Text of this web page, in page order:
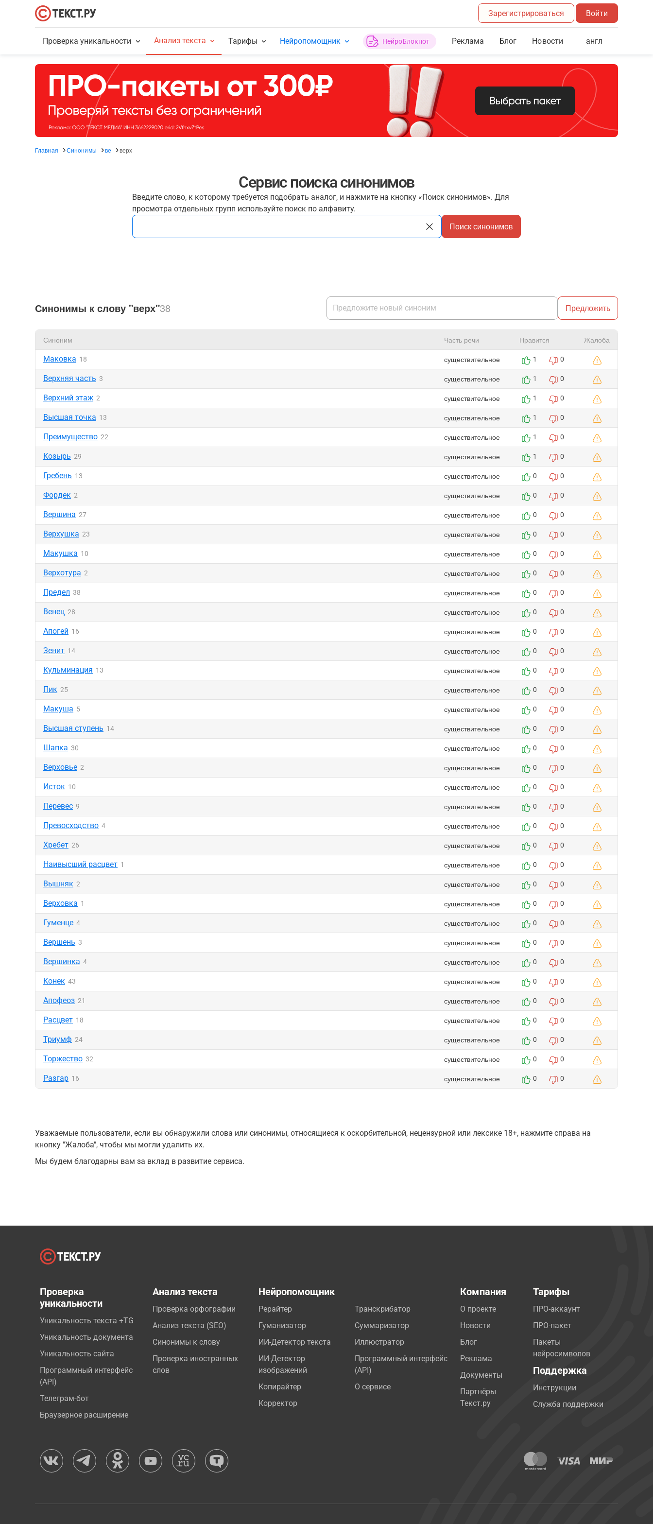
Зарегистрироваться Войти
Проверка уникальности Анализ текста Тарифы Нейропомощник НейроБлокнот Реклама Блог Новости англ
Главная Синонимы ве верх
Сервис поиска синонимов
Введите слово, к которому требуется подобрать аналог, и нажмите на кнопку «Поиск синонимов». Для
просмотра отдельных групп используйте поиск по алфавиту.
Поиск синонимов
Синонимы к слову "верх"38 Предложить
Синоним Часть речи Нравится Жалоба
Маковка 18 существительное 1 0
Верхняя часть 3 существительное 1 0
Верхний этаж 2 существительное 1 0
Высшая точка 13 существительное 1 0
Преимущество 22 существительное 1 0
Козырь 29 существительное 1 0
Гребень 13 существительное 0 0
Фордек 2 существительное 0 0
Вершина 27 существительное 0 0
Верхушка 23 существительное 0 0
Макушка 10 существительное 0 0
Верхотура 2 существительное 0 0
Предел 38 существительное 0 0
Венец 28 существительное 0 0
Апогей 16 существительное 0 0
Зенит 14 существительное 0 0
Кульминация 13 существительное 0 0
Пик 25 существительное 0 0
Макуша 5 существительное 0 0
Высшая ступень 14 существительное 0 0
Шапка 30 существительное 0 0
Верховье 2 существительное 0 0
Исток 10 существительное 0 0
Перевес 9 существительное 0 0
Превосходство 4 существительное 0 0
Хребет 26 существительное 0 0
Наивысший расцвет 1 существительное 0 0
Вышняк 2 существительное 0 0
Верховка 1 существительное 0 0
Гуменце 4 существительное 0 0
Вершень 3 существительное 0 0
Вершинка 4 существительное 0 0
Конек 43 существительное 0 0
Апофеоз 21 существительное 0 0
Расцвет 18 существительное 0 0
Триумф 24 существительное 0 0
Торжество 32 существительное 0 0
Разгар 16 существительное 0 0
Уважаемые пользователи, если вы обнаружили слова или синонимы, относящиеся к оскорбительной, нецензурной или лексике 18+, нажмите справа на
кнопку "Жалоба", чтобы мы могли удалить их.
Мы будем благодарны вам за вклад в развитие сервиса.
Проверка
уникальности
Уникальность текста +TG
Уникальность документа
Уникальность сайта
Программный интерфейс
(API)
Телеграм-бот
Браузерное расширение
Анализ текста
Проверка орфографии
Анализ текста (SEO)
Синонимы к слову
Проверка иностранных
слов
Нейропомощник
Рерайтер
Гуманизатор
ИИ-Детектор текста
ИИ-Детектор
изображений
Копирайтер
Корректор
Транскрибатор
Суммаризатор
Иллюстратор
Программный интерфейс
(API)
О сервисе
Компания
О проекте
Новости
Блог
Реклама
Документы
Партнёры
Текст.ру
Тарифы
ПРО-аккаунт
ПРО-пакет
Пакеты
нейросимволов
Поддержка
Инструкции
Служба поддержки